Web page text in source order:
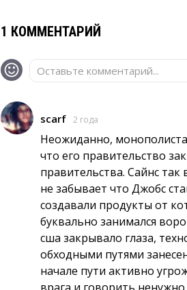
1 КОММЕНТАРИЙ
Оставьте комментарий...
scarf 2 года
Неожиданно,
что его правительство
правительства. Сайнс
не забывает что Джобс
создавали продукты от
буквально занимался
сша закрывало глаза,
обходными путями
начале пути активно